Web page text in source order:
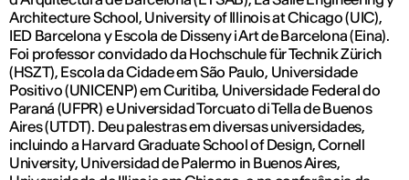
Architecture School, University of Illinois at Chicago (UIC),
IED Barcelona y Escola de Disseny i Art de Barcelona (Eina).
Foi professor convidado da Hochschule für Technik Zürich
(HSZT), Escola da Cidade em São Paulo, Universidade
Positivo (UNICENP) em Curitiba, Universidade Federal do
Paraná (UFPR) e Universidad Torcuato di Tella de Buenos
Aires (UTDT). Deu palestras em diversas universidades,
incluindo a Harvard Graduate School of Design, Cornell
University, Universidad de Palermo in Buenos Aires,